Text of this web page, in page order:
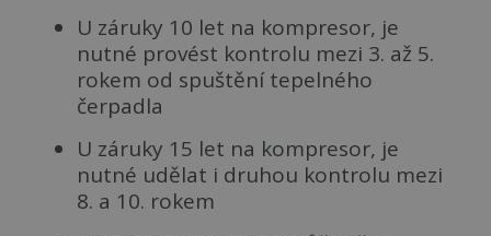
U záruky 10 let na kompresor, je
nutné provést kontrolu mezi 3. až 5.
rokem od spuštění tepelného
čerpadla
U záruky 15 let na kompresor, je
nutné udělat i druhou kontrolu mezi
8. a 10. rokem